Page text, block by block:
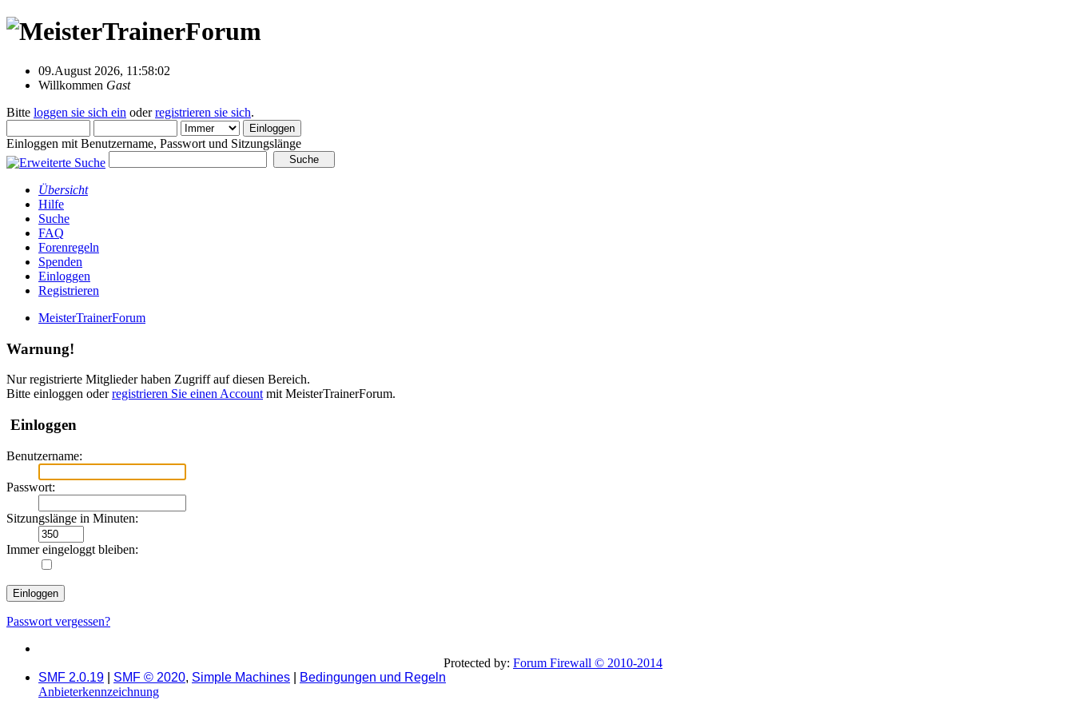
09.August 2026, 11:58:02
Willkommen Gast
Bitte loggen sie sich ein oderregistrieren sie sich.
Einloggen mit Benutzername, Passwort und Sitzungslänge
Übersicht
Hilfe
Suche
FAQ
Forenregeln
Spenden
Einloggen
Registrieren
MeisterTrainerForum
Warnung!
Nur registrierte Mitglieder haben Zugriff auf diesen Bereich.
Bitte einloggen oderregistrieren Sie einen Account mit MeisterTrainerForum.
Einloggen
Benutzername:
Passwort:
Sitzungslänge in Minuten:
Immer eingeloggt bleiben:
Passwort vergessen?
Protected by: Forum Firewall © 2010-2014
SMF 2.0.19
SMF © 2020, Simple Machines
Bedingungen und Regeln
Anbieterkennzeichnung